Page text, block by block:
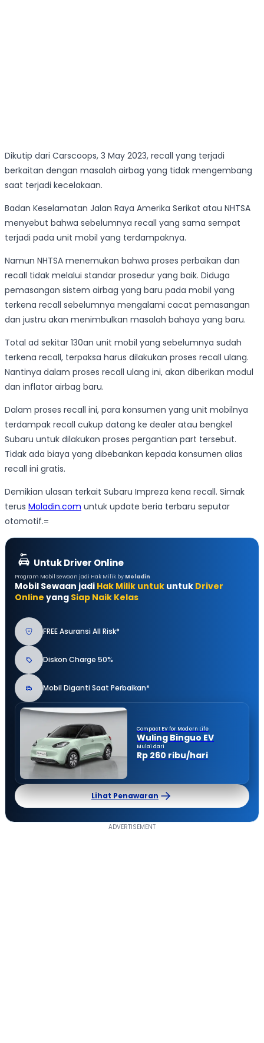
Dikutip dari Carscoops, 3 May 2023, recall yang terjadi
berkaitan dengan masalah airbag yang tidak mengembang
saat terjadi kecelakaan.
Badan Keselamatan Jalan Raya Amerika Serikat atau NHTSA
menyebut bahwa sebelumnya recall yang sama sempat
terjadi pada unit mobil yang terdampaknya.
Namun NHTSA menemukan bahwa proses perbaikan dan
recall tidak melalui standar prosedur yang baik. Diduga
pemasangan sistem airbag yang baru pada mobil yang
terkena recall sebelumnya mengalami cacat pemasangan
dan justru akan menimbulkan masalah bahaya yang baru.
Total ad sekitar 130an unit mobil yang sebelumnya sudah
terkena recall, terpaksa harus dilakukan proses recall ulang.
Nantinya dalam proses recall ulang ini, akan diberikan modul
dan inflator airbag baru.
Dalam proses recall ini, para konsumen yang unit mobilnya
terdampak recall cukup datang ke dealer atau bengkel
Subaru untuk dilakukan proses pergantian part tersebut.
Tidak ada biaya yang dibebankan kepada konsumen alias
recall ini gratis.
Demikian ulasan terkait Subaru Impreza kena recall. Simak
terus Moladin.com untuk update beria terbaru seputar
otomotif.=
Untuk Driver Online
Program Mobil Sewaan jadi Hak Milik by Moladin
Mobil Sewaan jadi Hak Milik untuk untuk Driver
Online yang Siap Naik Kelas
FREE Asuransi All Risk*
Diskon Charge 50%
Mobil Diganti Saat Perbaikan*
Compact EV for Modern Life
Wuling Binguo EV
Mulai dari
Rp 260 ribu/hari
Lihat Penawaran